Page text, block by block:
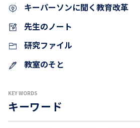
キーパーソンに聞く教育改革
先生のノート
研究ファイル
教室のそと
KEY WORDS
キーワード